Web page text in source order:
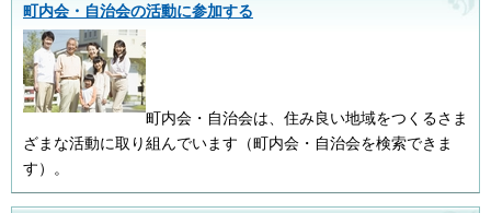
町内会・自治会の活動に参加する
町内会・自治会は、住み良い地域をつくるさま
ざまな活動に取り組んでいます（町内会・自治会を検索できま
す）。